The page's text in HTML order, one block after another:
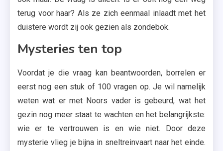
terug voor haar? Als ze zich eenmaal inlaadt met het
duistere wordt zij ook gezien als zondebok.
Mysteries ten top
Voordat je die vraag kan beantwoorden, borrelen er
eerst nog een stuk of 100 vragen op. Je wil namelijk
weten wat er met Noors vader is gebeurd, wat het
gezin nog meer staat te wachten en het belangrijkste:
wie er te vertrouwen is en wie niet. Door deze
mysterie vlieg je bijna in sneltreinvaart naar het einde.